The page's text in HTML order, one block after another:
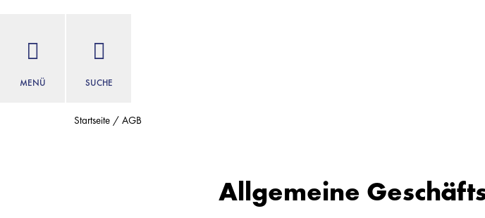
MENÜ SUCHE
Startseite AGB
Allgemeine